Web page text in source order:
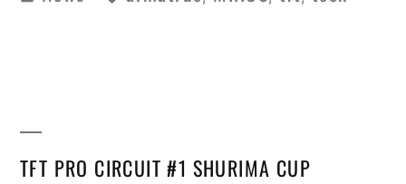
TFT PRO CIRCUIT #1 SHURIMA CUP